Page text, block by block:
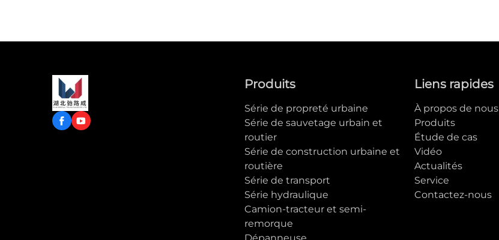
Produits
Série de propreté urbaine
Série de sauvetage urbain et
routier
Série de construction urbaine et
routière
Série de transport
Série hydraulique
Camion-tracteur et semi-
remorque
Liens rapides
À propos de nous
Produits
Étude de cas
Vidéo
Actualités
Service
Contactez-nous